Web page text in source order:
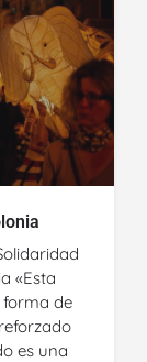
«Esta
de
es una